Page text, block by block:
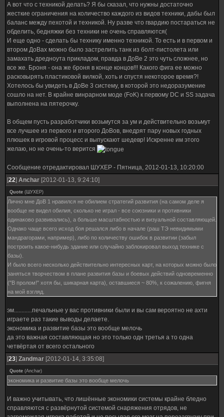
А вот что с техникой делать? Я бы сказал, что нужны достаточно
жесткие ограничения на количество каждого из видов техники, дабы был
баланс между пехотой и техникой. Ну разве что гвардию постараться не
обделить, бедняжки без техники не очень справляются(
И еще одно - сделать бы технику именно техникой. То есть и в первом и
втором ДоВах можно было застрелить танк из болт-пистолета или
замахать дредноута прикладом, правда в ДоВе 2 это чуть сложнее, но
все же. Броня - она же броня в конце концов!!! Какого фига ее можно
расковырять пластиковой вилкой, хоть и спустя некоторое время?!
Хотелось бы увидеть в ДоВе 3 систему, в которой это недоразумение
сошло на нет. В крайне винрарном моде (FoK) к первому DC и SS задача
выполнена на пятерочку.
В общем пусть разработчики возьмутся за ум и действительно возьмут
все лучшее из первого и второго ДоВов, внедрят пару новых годных
плюшек в игровой процесс и выпускают шедевр! Искренне им этого
желаю, но не очень-то верится
Сообщение отредактировал ШУХЕР - Пятница, 2012-01-13, 10:20:00
[22] Anchar [2012-01-13, 9:24:10]
Quote (ШУХЕР)
Лично мне ДоВ 1 нравился не обилием стратегий развития (на самом деле я
вообще не видел обилия, сколько не играл - все союзники и противники
одинаково развивались), а больше масштабностью и визуальной составляющей.
Однако чаще всего исход боя решался либо в начале (раш ТЭ невидимыми
мандрагорами, например), либо по количеству ошибок в развитии (забыл
построить какое-нибудь здание или случайно заблокировал выход технике с
базы).
И было всего несколько действительно интересных карт, на которых можно было
заняться творчеством в плане развития базы и боевых действий одновременно
("В пролом!" хотя бы, шикарная карта), оставшиеся ~ 80%, к сожалению, фигня
на мой взгляд.
эм............печальные у вас противники были и вы сам вероятно не ахти
играете раз такие выводы делаете.
экономика и развитие базы это вообще мелочь
да это важная составляющая но это только одн третья а то одна
четвёртая от всего остального
[23] Zandmar [2012-01-14, 3:35:08]
Quote (Anchar)
экономика и развитие базы это вообще мелочь
И важно учитывать, что лишённые экономики системы крайне бледно
справляются с развёрнутой системой снаряжения отрядов, не